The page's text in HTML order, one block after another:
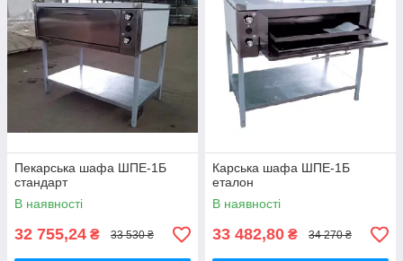
Пекарська шафа ШПЕ-1Б
стандарт
В наявності
32 755,24 ₴ 33 530 ₴
Карська шафа ШПЕ-1Б
еталон
В наявності
33 482,80 ₴ 34 270 ₴